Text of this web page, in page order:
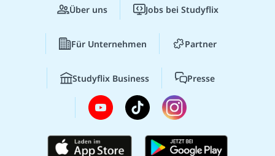
Über uns Jobs bei Studyflix
Für Unternehmen Partner
Studyflix Business Presse